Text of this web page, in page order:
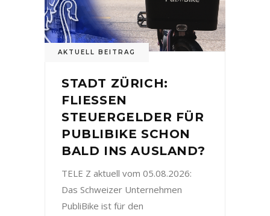
AKTUELL BEITRAG
STADT ZÜRICH:
FLIESSEN
STEUERGELDER FÜR
PUBLIBIKE SCHON
BALD INS AUSLAND?
TELE Z aktuell vom 05.08.2026:
Das Schweizer Unternehmen
PubliBike ist für den